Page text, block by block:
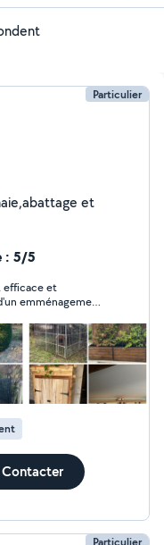
Particulier
et
toute
: 5/5
efficace et
emménagement
Contacter
Particulier